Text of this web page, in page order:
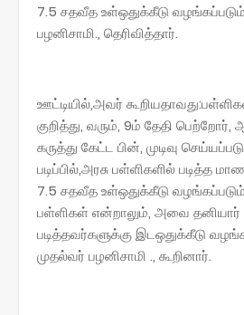
7.5 சதவீத உள்ஒதுக்கீடு
பழனிசாமி., தெரிவித்தார்.
ஊட்டியில்,அவர்
குறித்து, வரும், 9ம் தேதி பெற்றோர்,
கருத்து கேட்ட பின், முடிவு
படிப்பில்,அரசு பள்ளிகளில் படித்த
7.5 சதவீத உள்ஒதுக்கீடு
பள்ளிகள் என்றாலும், அவை
படித்தவர்களுக்கு இடஒதுக்கீடு
முதல்வர் பழனிசாமி ., கூறினார்.